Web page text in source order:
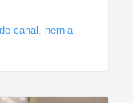
canal , hernia